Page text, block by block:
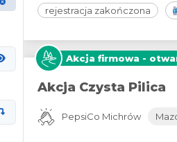
rejestracja zakończona
Akcja Czysta Pilica
Akcja firmowa -
PepsiCo Michrów